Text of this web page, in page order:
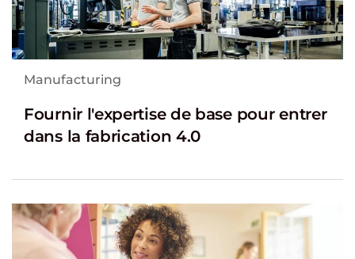
Manufacturing
Fournir l'expertise de base pour entrer
dans la fabrication 4.0